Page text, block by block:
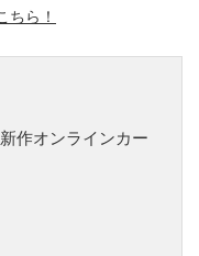
ちら！
作オンラインカー